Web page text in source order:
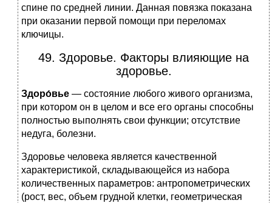
спине по средней линии. Данная повязка показана
при оказании первой помощи при переломах
ключицы.
49. Здоровье. Факторы влияющие на
здоровье.
Здоро́вье — состояние любого живого организма,
при котором он в целом и все его органы способны
полностью выполнять свои функции; отсутствие
недуга, болезни.
Здоровье человека является качественной
характеристикой, складывающейся из набора
количественных параметров: антропометрических
(рост, вес, объем грудной клетки, геометрическая